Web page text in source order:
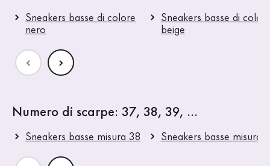
Sneakers basse di colore
nero
Sneakers basse di
beige
Numero di scarpe: 37, 38, 39, ...
Sneakers basse misura 38 Sneakers basse misura